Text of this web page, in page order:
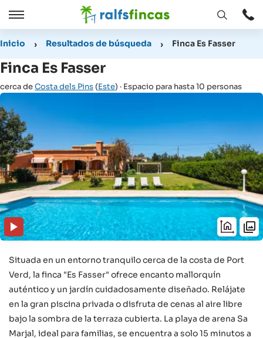
Abrir
Cerrar
Abrir
Inicio Resultados de búsqueda Finca Es Fasser
Finca Es Fasser
cerca deCosta dels Pins (Este) · Espacio para hasta 10 personas
Situada en un entorno tranquilo cerca de la costa de Port
Verd, la finca "Es Fasser" ofrece encanto mallorquín
auténtico y un jardín cuidadosamente diseñado. Relájate
en la gran piscina privada o disfruta de cenas al aire libre
bajo la sombra de la terraza cubierta. La playa de arena Sa
Marjal, ideal para familias, se encuentra a solo 15 minutos a